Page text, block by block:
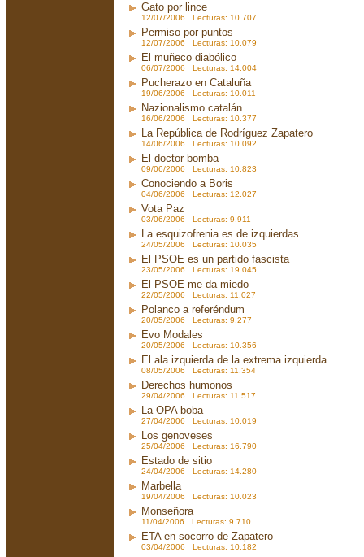
Gato por lince
12/07/2006 Lecturas: 10.707
Permiso por puntos
12/07/2006 Lecturas: 10.079
El muñeco diabólico
06/07/2006 Lecturas: 14.004
Pucherazo en Cataluña
19/06/2006 Lecturas: 10.011
Nazionalismo catalán
16/06/2006 Lecturas: 10.377
La República de Rodríguez Zapatero
14/06/2006 Lecturas: 10.092
El doctor-bomba
09/06/2006 Lecturas: 10.823
Conociendo a Boris
04/06/2006 Lecturas: 12.027
Vota Paz
03/06/2006 Lecturas: 9.911
La esquizofrenia es de izquierdas
24/05/2006 Lecturas: 10.035
El PSOE es un partido fascista
23/05/2006 Lecturas: 19.045
El PSOE me da miedo
22/05/2006 Lecturas: 11.027
Polanco a referéndum
20/05/2006 Lecturas: 9.277
Evo Modales
20/05/2006 Lecturas: 10.356
El ala izquierda de la extrema izquierda
08/05/2006 Lecturas: 11.354
Derechos humonos
29/04/2006 Lecturas: 11.517
La OPA boba
27/04/2006 Lecturas: 10.019
Los genoveses
25/04/2006 Lecturas: 16.790
Estado de sitio
24/04/2006 Lecturas: 14.280
Marbella
19/04/2006 Lecturas: 10.023
Monseñora
11/04/2006 Lecturas: 9.710
ETA en socorro de Zapatero
03/04/2006 Lecturas: 10.182